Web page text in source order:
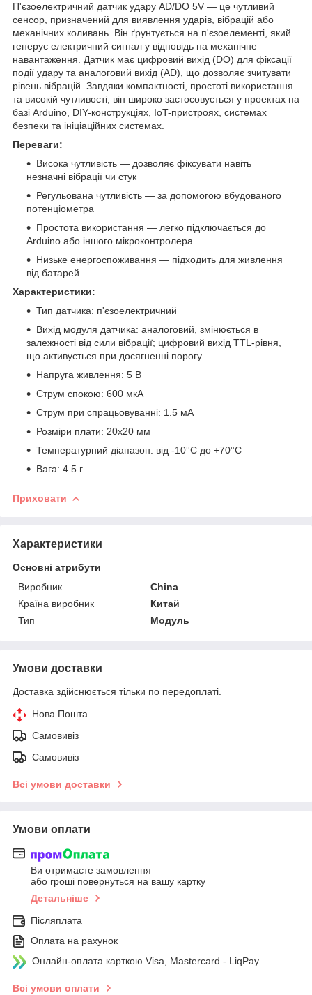
П'єзоелектричний датчик удару AD/DO 5V — це чутливий
сенсор, призначений для виявлення ударів, вібрацій або
механічних коливань. Він ґрунтується на п'єзоелементі, який
генерує електричний сигнал у відповідь на механічне
навантаження. Датчик має цифровий вихід (DO) для фіксації
події удару та аналоговий вихід (AD), що дозволяє зчитувати
рівень вібрацій. Завдяки компактності, простоті використання
та високій чутливості, він широко застосовується у проектах на
базі Arduino, DIY-конструкціях, IoT-пристроях, системах
безпеки та ініціаційних системах.
Переваги:
Висока чутливість — дозволяє фіксувати навіть
незначні вібрації чи стук
Регульована чутливість — за допомогою вбудованого
потенціометра
Простота використання — легко підключається до
Arduino або іншого мікроконтролера
Низьке енергоспоживання — підходить для живлення
від батарей
Характеристики:
Тип датчика: п'єзоелектричний
Вихід модуля датчика: аналоговий, змінюється в
залежності від сили вібрації; цифровий вихід TTL-рівня,
що активується при досягненні порогу
Напруга живлення: 5 В
Струм спокою: 600 мкА
Струм при спрацьовуванні: 1.5 мА
Розміри плати: 20х20 мм
Температурний діапазон: від -10°C до +70°C
Вага: 4.5 г
Приховати
Характеристики
Основні атрибути
Виробник
China
Країна виробник
Китай
Тип
Модуль
Умови доставки
Доставка здійснюється тільки по передоплаті.
Нова Пошта
Самовивіз
Самовивіз
Всі умови доставки
Умови оплати
Ви отримаєте замовлення
або гроші повернуться на вашу картку
Детальніше
Післяплата
Оплата на рахунок
Онлайн-оплата карткою Visa, Mastercard - LiqPay
Всі умови оплати